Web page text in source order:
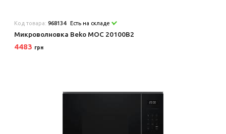
Код товара:968134 Есть на складе
Микроволновка Beko MOC 20100B2
4483 грн